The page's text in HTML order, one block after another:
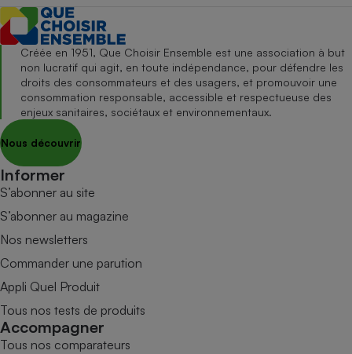
Créée en 1951, Que Choisir Ensemble est une association à but
non lucratif qui agit, en toute indépendance, pour défendre les
droits des consommateurs et des usagers, et promouvoir une
consommation responsable, accessible et respectueuse des
enjeux sanitaires, sociétaux et environnementaux.
Nous découvrir
Informer
S’abonner au site
S’abonner au magazine
Nos newsletters
Commander une parution
Appli Quel Produit
Tous nos tests de produits
Accompagner
Tous nos comparateurs